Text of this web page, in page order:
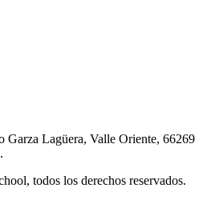
Garza Lagüera, Valle Oriente, 66269
todos los derechos reservados.